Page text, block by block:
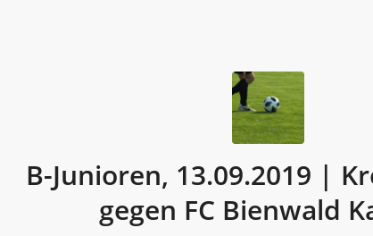
B-Junioren, 13.09.2019 |
gegen FC Bienwald